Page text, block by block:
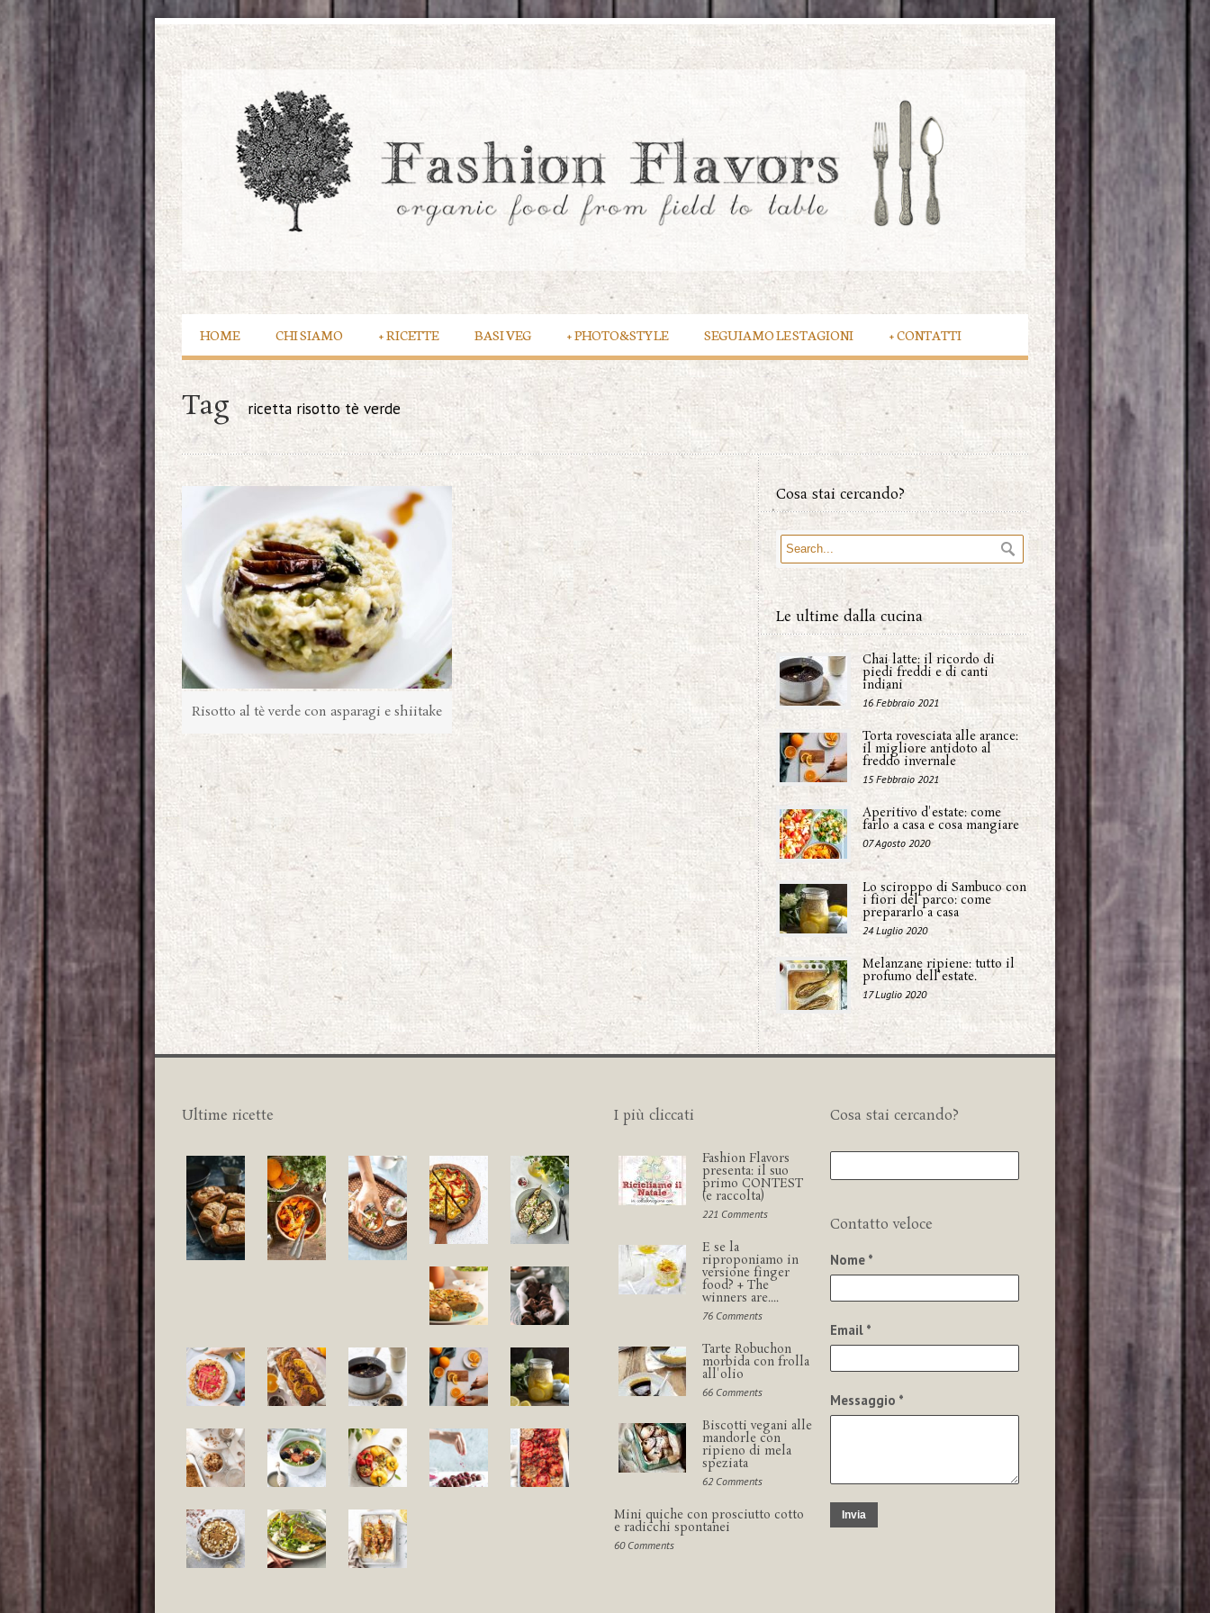
HOME CHI SIAMO RICETTE
+ BASI VEG PHOTO&STYLE
+ SEGUIAMO LE STAGIONI CONTATTI
+
Tag ricetta risotto tè verde
Risotto al tè verde con asparagi e shiitake
Cosa stai cercando?
Le ultime dalla cucina
Chai latte: il ricordo di
piedi freddi e di canti
indiani
16 Febbraio 2021
Torta rovesciata alle arance:
il migliore antidoto al
freddo invernale
15 Febbraio 2021
Aperitivo d'estate: come
farlo a casa e cosa mangiare
07 Agosto 2020
Lo sciroppo di Sambuco con
i fiori del parco: come
prepararlo a casa
24 Luglio 2020
Melanzane ripiene: tutto il
profumo dell'estate.
17 Luglio 2020
Ultime ricette I più cliccati
Fashion Flavors
presenta: il suo
primo CONTEST
(e raccolta)
221 Comments
E se la
riproponiamo in
versione finger
food? + The
winners are....
76 Comments
Tarte Robuchon
morbida con frolla
all'olio
66 Comments
Biscotti vegani alle
mandorle con
ripieno di mela
speziata
62 Comments
Mini quiche con prosciutto cotto
e radicchi spontanei
60 Comments
Cosa stai cercando?
Contatto veloce
Nome *
Email *
Messaggio *
Invia